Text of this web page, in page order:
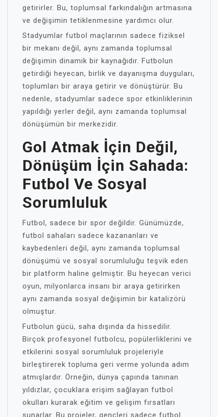
getirirler. Bu, toplumsal farkındalığın artmasına
ve değişimin tetiklenmesine yardımcı olur.
Stadyumlar futbol maçlarının sadece fiziksel
bir mekanı değil, aynı zamanda toplumsal
değişimin dinamik bir kaynağıdır. Futbolun
getirdiği heyecan, birlik ve dayanışma duyguları,
toplumları bir araya getirir ve dönüştürür. Bu
nedenle, stadyumlar sadece spor etkinliklerinin
yapıldığı yerler değil, aynı zamanda toplumsal
dönüşümün bir merkezidir.
Gol Atmak İçin Değil,
Dönüşüm İçin Sahada:
Futbol Ve Sosyal
Sorumluluk
Futbol, sadece bir spor değildir. Günümüzde,
futbol sahaları sadece kazananları ve
kaybedenleri değil, aynı zamanda toplumsal
dönüşümü ve sosyal sorumluluğu teşvik eden
bir platform haline gelmiştir. Bu heyecan verici
oyun, milyonlarca insanı bir araya getirirken
aynı zamanda sosyal değişimin bir katalizörü
olmuştur.
Futbolun gücü, saha dışında da hissedilir.
Birçok profesyonel futbolcu, popülerliklerini ve
etkilerini sosyal sorumluluk projeleriyle
birleştirerek topluma geri verme yolunda adım
atmışlardır. Örneğin, dünya çapında tanınan
yıldızlar, çocuklara erişim sağlayan futbol
okulları kurarak eğitim ve gelişim fırsatları
sunarlar. Bu projeler, gençleri sadece futbol